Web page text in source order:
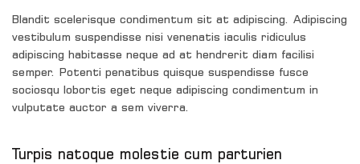
Blandit scelerisque condimentum sit at adipiscing. Adipiscing
vestibulum suspendisse nisi venenatis iaculis ridiculus
adipiscing habitasse neque ad at hendrerit diam facilisi
semper. Potenti penatibus quisque suspendisse fusce
sociosqu lobortis eget neque adipiscing condimentum in
vulputate auctor a sem viverra.
Turpis natoque molestie cum parturien